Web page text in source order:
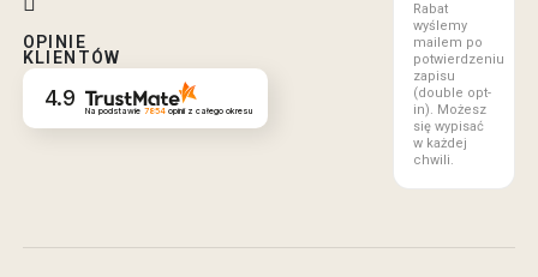
OPINIE
KLIENTÓW
4.9 Na podstawie 7854opinii z całego okresu
Rabat
wyślemy
mailem po
potwierdzeniu
zapisu
(double opt-
in). Możesz
się wypisać
w każdej
chwili.